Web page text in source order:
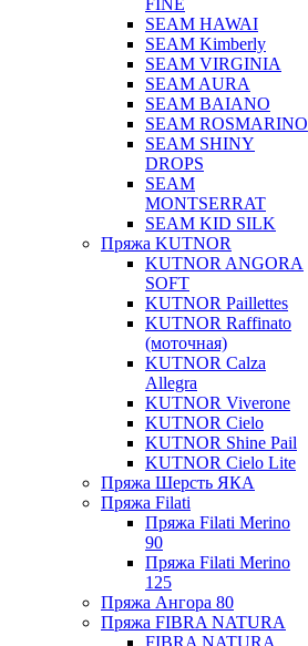
FINE
SEAM HAWAI
SEAM Kimberly
SEAM VIRGINIA
SEAM AURA
SEAM BAIANO
SEAM ROSMARINO
SEAM SHINY
DROPS
SEAM
MONTSERRAT
SEAM KID SILK
Пряжа KUTNOR
KUTNOR ANGORA
SOFT
KUTNOR Paillettes
KUTNOR Raffinato
(моточная)
KUTNOR Calza
Allegra
KUTNOR Viverone
KUTNOR Cielo
KUTNOR Shine Pail
KUTNOR Cielo Lite
Пряжа Шерсть ЯКА
Пряжа Filati
Пряжа Filati Merino
90
Пряжа Filati Merino
125
Пряжа Ангора 80
Пряжа FIBRA NATURA
FIBRA NATURA